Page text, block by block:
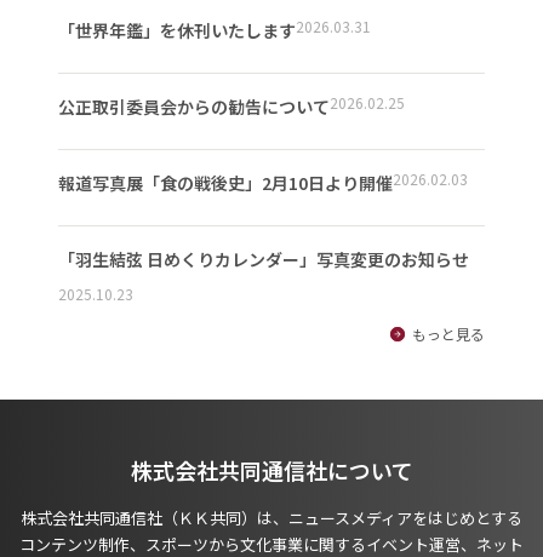
「世界年鑑」を休刊いたします2026.03.31
公正取引委員会からの勧告について2026.02.25
報道写真展「食の戦後史」2月10日より開催2026.02.03
「羽生結弦 日めくりカレンダー」写真変更のお知らせ
2025.10.23
もっと見る
株式会社共同通信社について
株式会社共同通信社（ＫＫ共同）は、ニュースメディアをはじめとする
コンテンツ制作、スポーツから文化事業に関するイベント運営、ネット